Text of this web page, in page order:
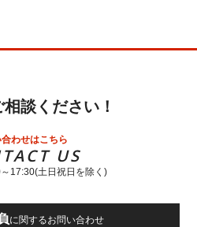
談ください！
わせはこちら
US
17:30(土日祝日を除く)
に関するお問い合わせ